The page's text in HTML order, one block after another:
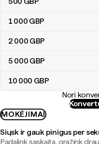
1 000 GBP
2 000 GBP
5 000 GBP
10 000 GBP
Nori
MOKĖJIMAI
Siųsk ir gauk pinigus per
Padalink sąskaitą, grąžink